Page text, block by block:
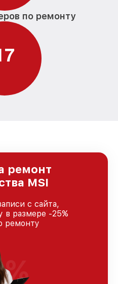
по ремонту
7
ремонт
MSI
с сайта,
в размере -25%
ремонту
%